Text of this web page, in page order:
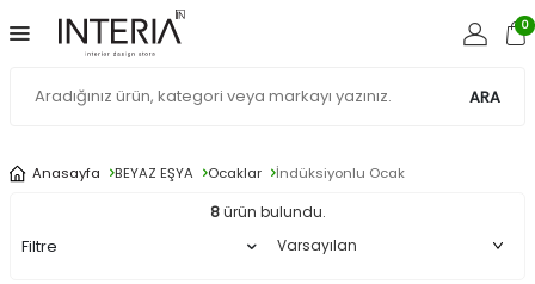
ARA
0
Anasayfa BEYAZ EŞYA Ocaklar İndüksiyonlu Ocak
Filtre
8ürün bulundu.